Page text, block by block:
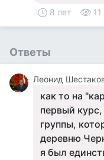
8 лет 11
Ответы
Леонид
как то на
первый курс,
группы,
деревню
я был